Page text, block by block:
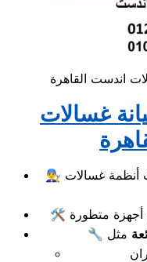
اندست القاهرة
غسالات
👨‍🔧 أنظمة غسالات
🛠️
🔧